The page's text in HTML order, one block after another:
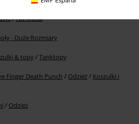
możliwości.
Nu Metal
- Duże Rozmiary
& topy Tanktopy
Finger Death Punch Odzież
Koszulki i
Odzież